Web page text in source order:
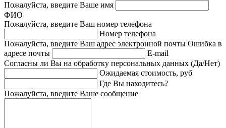
Пожалуйста, введите Ваше имя
ФИО
Пожалуйста, введите Ваш номер телефона
Номер телефона
Пожалуйста, введите Ваш адрес электронной почты Ошибка в
адресе почты
E-mail
Согласны ли Вы на обработку персональных данных (Да/Нет)
Ожидаемая стоимость, руб
Где Вы находитесь?
Пожалуйста, введите Ваше сообщение